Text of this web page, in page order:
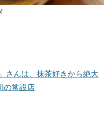
さんは、抹茶好きから絶大
の常設店